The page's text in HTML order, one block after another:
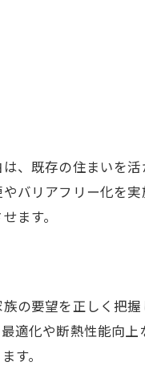
ト
方
、既存の住まいを
バリアフリー化を
ます。
の要望を正しく把
適化や断熱性能向
す。